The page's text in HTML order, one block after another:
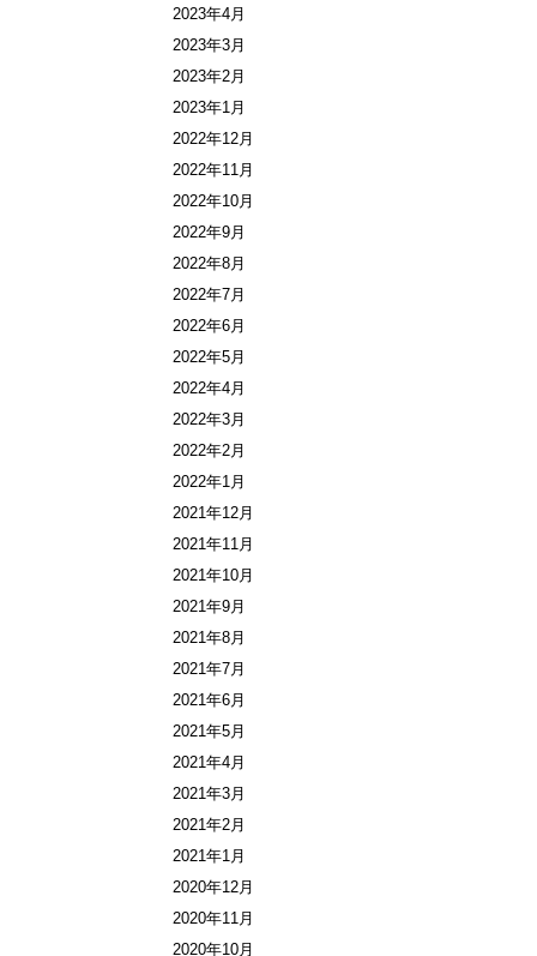
2023年4月
2023年3月
2023年2月
2023年1月
2022年12月
2022年11月
2022年10月
2022年9月
2022年8月
2022年7月
2022年6月
2022年5月
2022年4月
2022年3月
2022年2月
2022年1月
2021年12月
2021年11月
2021年10月
2021年9月
2021年8月
2021年7月
2021年6月
2021年5月
2021年4月
2021年3月
2021年2月
2021年1月
2020年12月
2020年11月
2020年10月